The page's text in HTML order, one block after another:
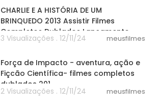
CHARLIE E A HISTÓRIA DE UM
BRINQUEDO 2013 Assistir Filmes
Completos Dublados Lançamento
3 Visualizações . 12/11/24 meusfilmes
Força de Impacto - aventura, ação e
Fiçcão Científica- filmes completos
dublados 201
2 Visualizações . 12/11/24 meusfilmes